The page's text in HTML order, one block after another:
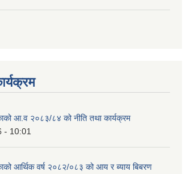
आ.व २०८३/८४ को नीति तथा कार्यक्रम
- 10:01
आर्थिक वर्ष २०८२/०८३ को आय र ब्याय बिबरण